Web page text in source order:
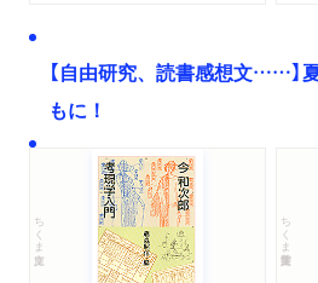
【自由研究、読書感想文……】
もに！
ちくま文庫 ちくま学芸文庫